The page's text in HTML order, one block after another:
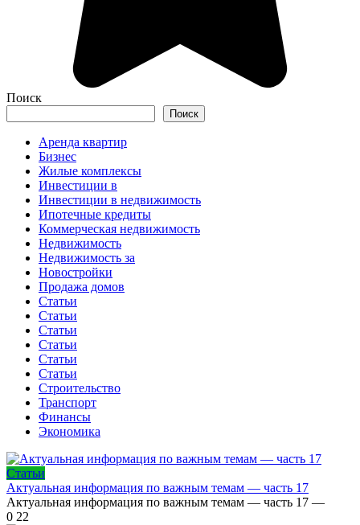
Поиск
Поиск
Аренда квартир
Бизнес
Жилые комплексы
Инвестиции в
Инвестиции в недвижимость
Ипотечные кредиты
Коммерческая недвижимость
Недвижимость
Недвижимость за
Новостройки
Продажа домов
Статьи
Статьи
Статьи
Статьи
Статьи
Статьи
Строительство
Транспорт
Финансы
Экономика
Статьи
Актуальная информация по важным темам — часть 17
Актуальная информация по важным темам — часть 17 —
0 22